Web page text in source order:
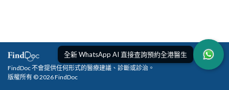
全新 WhatsApp AI 直接查詢預約全港醫生
FindDoc 不會提供任何形式的醫療建議、診斷或診治。
版權所有 © 2026 FindDoc